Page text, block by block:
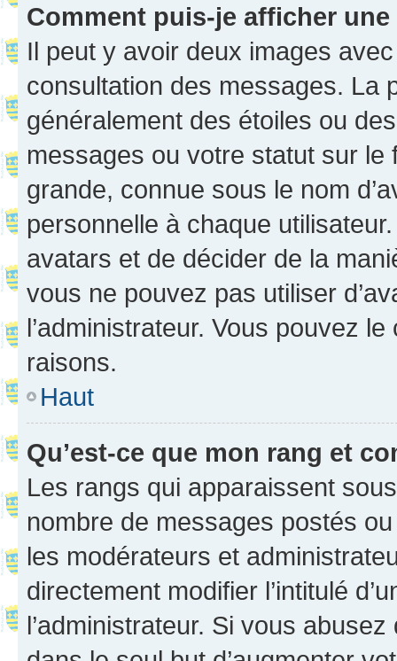
Comment puis-je afficher
Il peut y avoir deux images
consultation des messages. La
généralement des étoiles ou
messages ou votre statut sur
grande, connue sous le nom
personnelle à chaque utilisateur.
avatars et de décider de la
vous ne pouvez pas utiliser
l’administrateur. Vous pouvez
raisons.
Haut
Qu’est-ce que mon rang et
Les rangs qui apparaissent
nombre de messages postés
les modérateurs et
directement modifier l’intitulé
l’administrateur. Si vous